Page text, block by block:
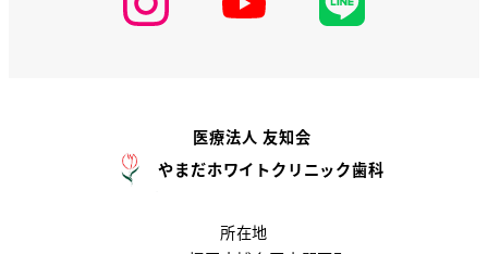
医療法人 友知会
やまだホワイトクリニック歯科
所在地